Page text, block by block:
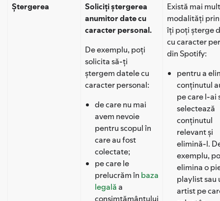
Ștergerea
Soliciți ștergerea
anumitor date cu
caracter personal.
De exemplu, poți
solicita să-ți
ștergem datele cu
caracter personal:
de care nu mai
avem nevoie
pentru scopul în
care au fost
colectate;
pe care le
prelucrăm în baza
legalăa
consimțământului
Există mai
modalități
îți poți șterge
cu caracter
din Spotify:
pentru a
conținutul
pe care l-ai
selectează
conținutul
relevant și
elimină-l.
exemplu,
elimina o
playlist sau
artist pe